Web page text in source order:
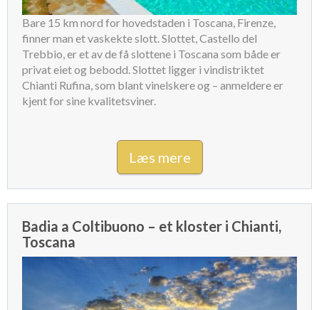
Bare 15 km nord for hovedstaden i Toscana, Firenze,
finner man et vaskekte slott. Slottet, Castello del
Trebbio, er et av de få slottene i Toscana som både er
privat eiet og bebodd. Slottet ligger i vindistriktet
Chianti Rufina, som blant vinelskere og – anmeldere er
kjent for sine kvalitetsviner.
Læs mere
Badia a Coltibuono – et kloster i Chianti,
Toscana